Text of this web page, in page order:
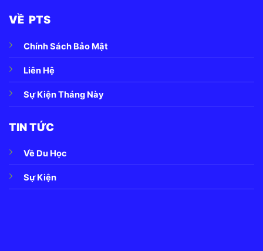
VỀ PTS
Chính Sách Bảo Mật
Liên Hệ
Sự Kiện Tháng Này
TIN TỨC
Về Du Học
Sự Kiện